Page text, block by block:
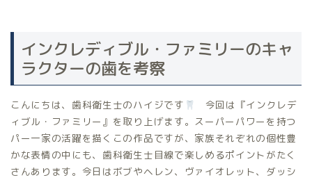
インクレディブル・ファミリーのキャ
ラクターの歯を考察
こんにちは、歯科衛生士のハイジです
今回は『インクレデ
ィブル・ファミリー』を取り上げます。スーパーパワーを持つ
パー一家の活躍を描くこの作品ですが、家族それぞれの個性豊
かな表情の中にも、歯科衛生士目線で楽しめるポイントがたく
さんあります。今日はボブやヘレン、ヴァイオレット、ダッシ